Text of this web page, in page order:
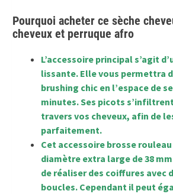
Pourquoi acheter ce sèche
cheveux et perruque afro
L’accessoire principal s’agit
lissante. Elle vous permettra
brushing chic en l’espace de
minutes. Ses picots
travers vos cheveux, afin de
parfaitement.
Cet accessoire brosse rouleau
diamètre extra large de 38
de réaliser des coiffures avec
boucles. Cependant il peut